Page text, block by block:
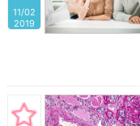
11/02
2019